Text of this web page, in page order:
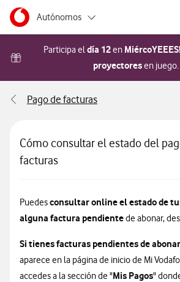
Ir a la pagina principal de vodafone.es
Menu navegación Segmento
Autónomos
Participa eldía 12en MiércoYEEES!
proyectoresen juego.
Pago de facturas
Cómo consultar el estado del
facturas
Puedesconsultar online el estado de
alguna factura pendientede abonar,
Si tienes facturas pendientes de
aparece en la página de inicio de Mi
accedes a la sección de "Mis Pagos"